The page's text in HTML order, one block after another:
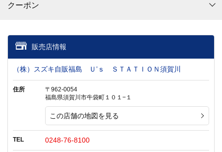
クーポン
販売店情報
（株）スズキ自販福島 Ｕ’ｓ ＳＴＡＴＩＯＮ須賀川
住所
〒962-0054
福島県須賀川市牛袋町１０１−１
この店舗の地図を見る
TEL 0248-76-8100